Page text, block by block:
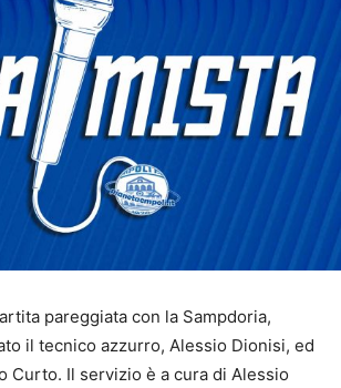
pareggiata con la Sampdoria,
il tecnico azzurro, Alessio Dionisi, ed
Curto. Il servizio è a cura di Alessio